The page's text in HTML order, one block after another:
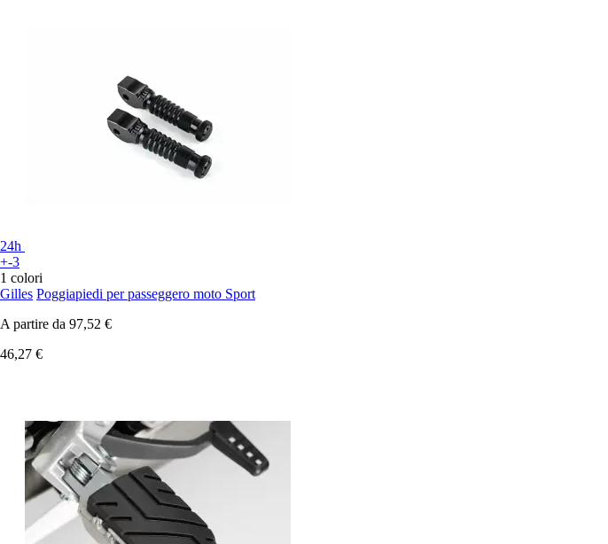
24h
+-3
1 colori
Gilles Poggiapiedi per passeggero moto Sport
A partire da 97,52 €
46,27 €